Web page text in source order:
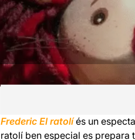
Frederic El ratolí és un
ratolí ben especial es prepara